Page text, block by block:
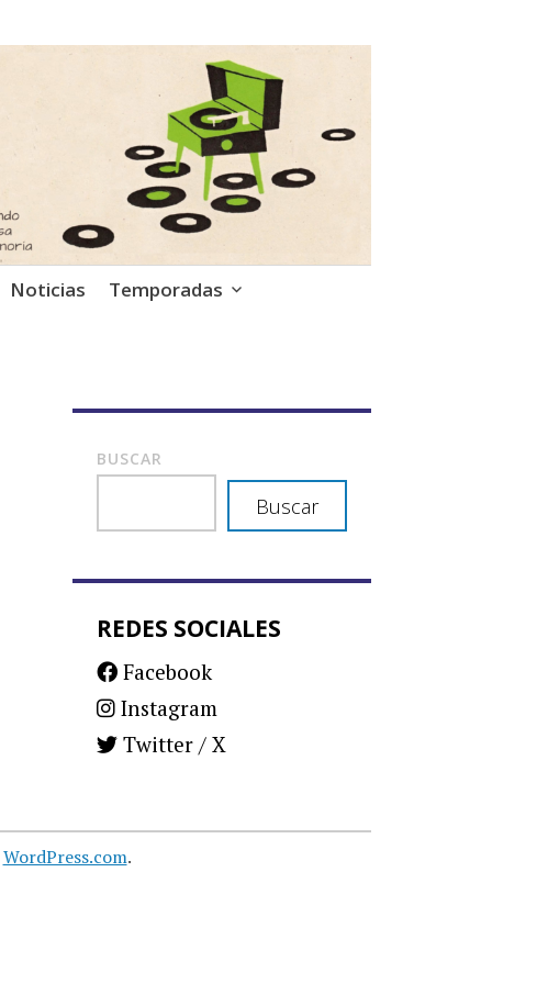
Noticias Temporadas
BUSCAR
Buscar
REDES SOCIALES
Facebook
Instagram
Twitter / X
WordPress.com.